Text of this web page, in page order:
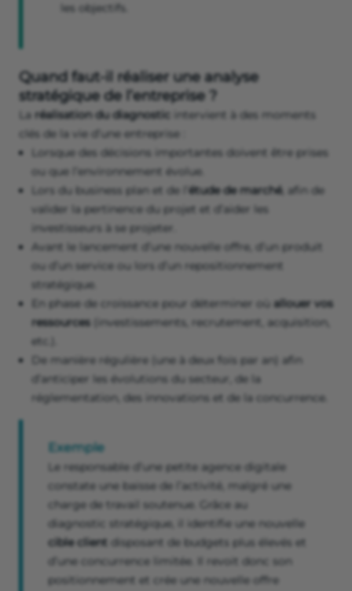
les objectifs.
Quand faut-il réaliser une analyse
stratégique de l’entreprise ?
La réalisation du diagnostic intervient à des moments
clés de la vie d’une entreprise :
Lorsque des décisions importantes doivent être prises
ou que l’environnement évolue.
Lors du business plan et de l’ étude de marché, afin de
valider la pertinence du projet et d’aider les
investisseurs à se projeter.
Avant le lancement d’une nouvelle offre, d’un produit
ou d’un service ou lors d’un repositionnement
stratégique.
En phase de croissance pour déterminer où
allouer vos
ressources
(investissements, recrutement, acquisition,
etc.).
De manière régulière (une à deux fois par an) afin
d’anticiper les évolutions du secteur, de la
réglementation, des innovations et de la concurrence.
Exemple
Le responsable d’une petite agence digitale
constate une baisse de l’activité, malgré une
charge de travail soutenue. Grâce au
diagnostic stratégique, il identifie une nouvelle
cible client disposant de budgets plus élevés et
d’une concurrence limitée. Il revoit donc son
positionnement et crée une nouvelle offre